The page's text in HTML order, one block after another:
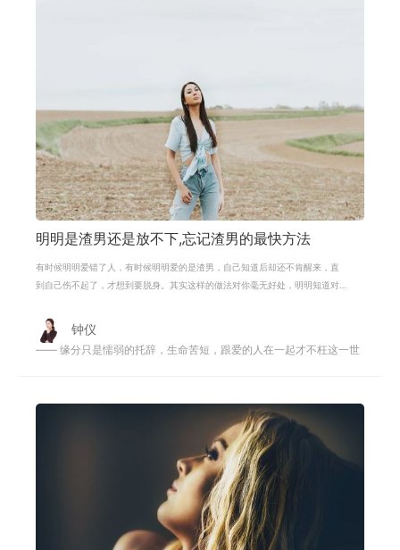
明明是渣男还是放不下,忘记渣男的最快方法
有时候明明爱错了人，有时候明明爱的是渣男，自己知道后却还不肯醒来，直
到自己伤不起了，才想到要脱身。其实这样的做法对你毫无好处，明明知道对
钟仪
—— 缘分只是懦弱的托辞，生命苦短，跟爱的人在一起才不枉这一世